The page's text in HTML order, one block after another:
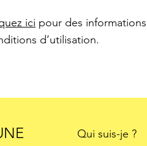
ici pour des
d’utilisation.
Qui suis-je ?